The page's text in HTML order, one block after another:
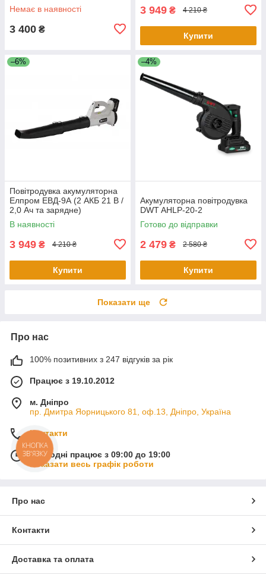
Немає в наявності
3 400 ₴
3 949 ₴ 4 210 ₴
Купити
–6%
Повітродувка акумуляторна
Елпром ЕВД-9А (2 АКБ 21 В /
2,0 Ач та зарядне)
В наявності
3 949 ₴ 4 210 ₴
Купити
–4%
Акумуляторна повітродувка
DWT AHLP-20-2
Готово до відправки
2 479 ₴ 2 580 ₴
Купити
Показати ще
Про нас
100% позитивних з 247 відгуків за рік
Працює з 19.10.2012
м. Дніпро
пр. Дмитра Яорницького 81, оф.13, Дніпро, Україна
Контакти
Сьогодні працює з 09:00 до 19:00
Показати весь графік роботи
Про нас
Контакти
Доставка та оплата
КНОПКА
ЗВ'ЯЗКУ